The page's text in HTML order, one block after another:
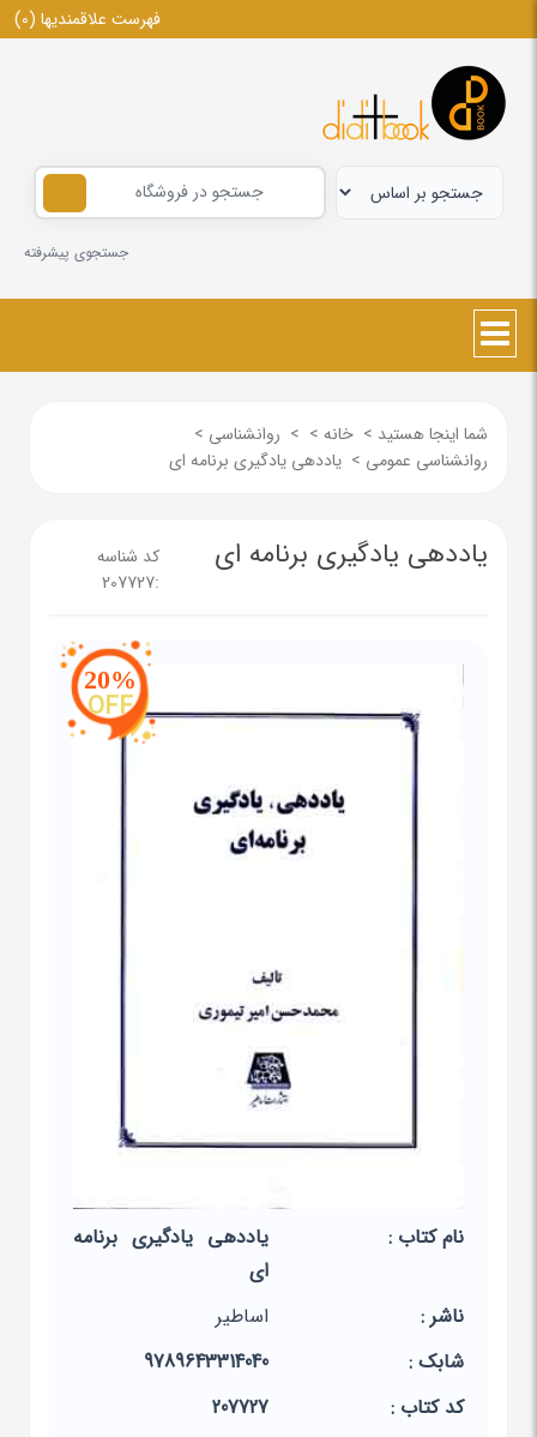
فهرست علاقمندیها (0)
جستجوی پیشرفته
شما اینجا هستید > خانه >
> روانشناسی >
روانشناسی عمومی > یاددهی یادگیری برنامه ای
یاددهی یادگیری برنامه ای
کد شناسه
:
207727
20%
OFF
نام کتاب :
یاددهی یادگیری برنامه
ای
ناشر :
اساطیر
شابک :
9789643314040
کد کتاب :
207727